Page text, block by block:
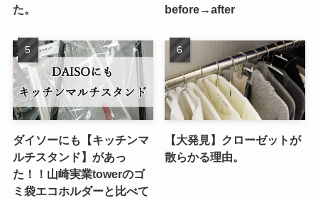
た。
before→after
ダイソーにも【キッチンマ
ルチスタンド】があっ
た！！山崎実業towerのゴ
ミ袋エコホルダーと比べて
【大発見】クローゼットが
散らかる理由。